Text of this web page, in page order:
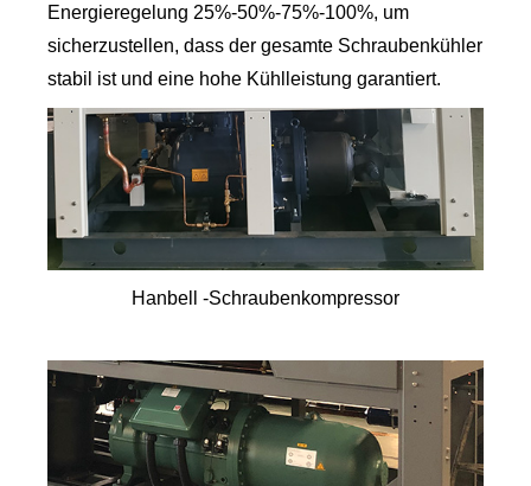
Energieregelung 25%-50%-75%-100%, um
sicherzustellen, dass der gesamte Schraubenkühler
stabil ist und eine hohe Kühlleistung garantiert.
Hanbell -Schraubenkompressor